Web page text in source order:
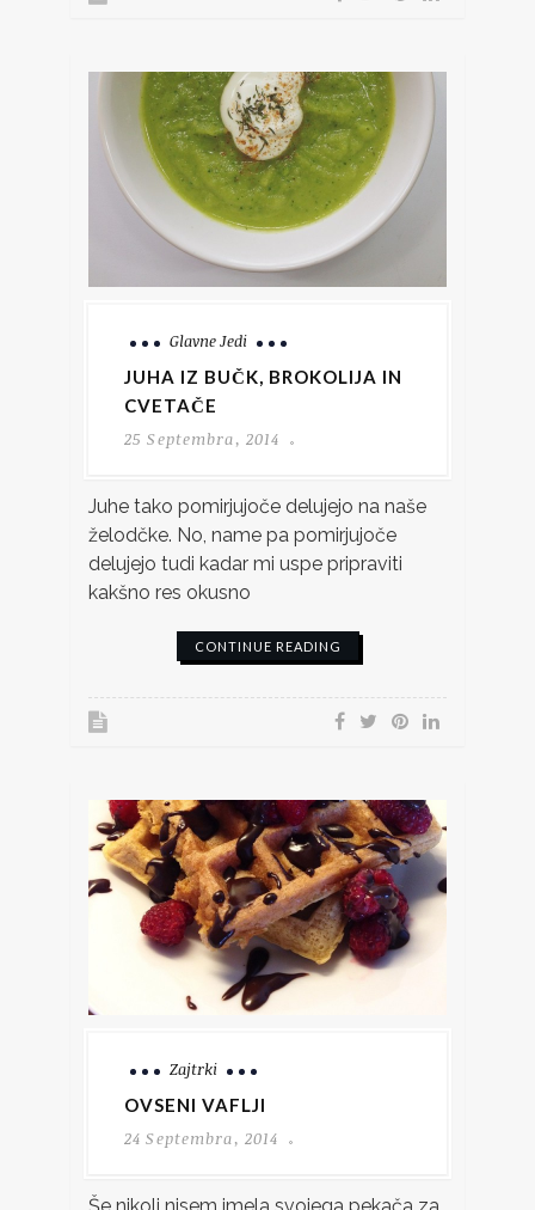
Glavne Jedi
JUHA IZ BUČK, BROKOLIJA IN
CVETAČE
25 Septembra, 2014
Juhe tako pomirjujoče delujejo na naše
želodčke. No, name pa pomirjujoče
delujejo tudi kadar mi uspe pripraviti
kakšno res okusno
CONTINUE READING
Zajtrki
OVSENI VAFLJI
24 Septembra, 2014